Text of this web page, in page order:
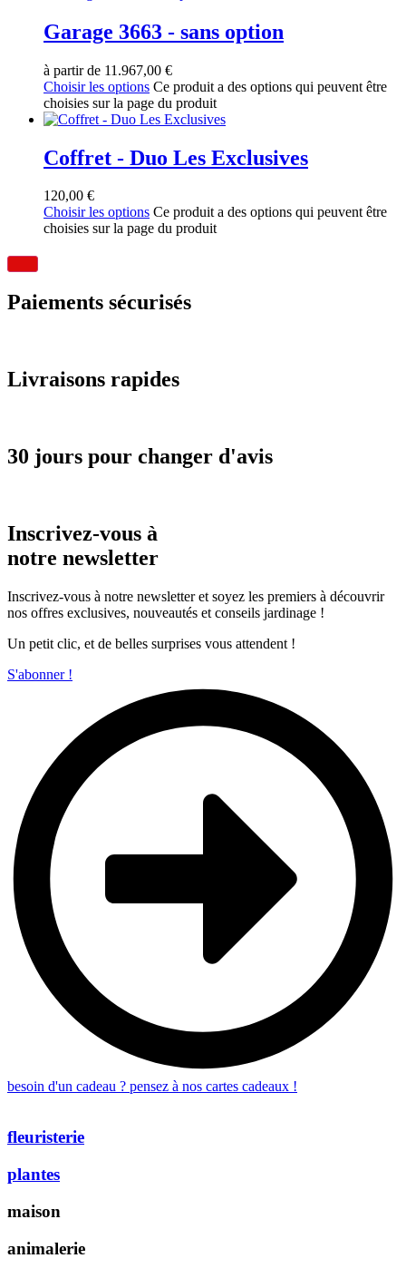
Garage 3663 - sans option
à partir de 11.967,00 €
Choisir les options Ce produit a des options qui peuvent être
choisies sur la page du produit
Coffret - Duo Les Exclusives
120,00 €
Choisir les options Ce produit a des options qui peuvent être
choisies sur la page du produit
Paiements sécurisés
Livraisons rapides
30 jours pour changer d'avis
Inscrivez-vous à
notre newsletter
Inscrivez-vous à notre newsletter et soyez les premiers à découvrir
nos offres exclusives, nouveautés et conseils jardinage !
Un petit clic, et de belles surprises vous attendent !
S'abonner !
besoin d'un cadeau ? pensez à nos cartes cadeaux !
fleuristerie
plantes
maison
animalerie